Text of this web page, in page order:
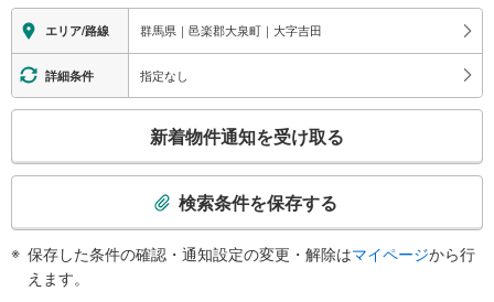
エリア/路線 群馬県｜邑楽郡大泉町｜大字吉田
詳細条件 指定なし
検
新着物件通知を受け取る
検索条件を保存する
保存した条件の確認・通知設定の変更・解除はマイページから行
えます。